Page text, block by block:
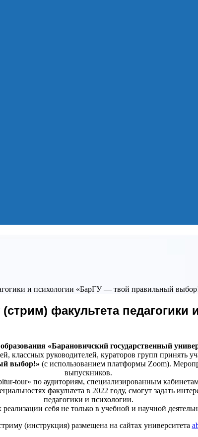
и психологии «БарГУ — твой правильный
факультета
«Барановичский государственный
классных руководителей, кураторов групп принять
выбор!» (с использованием платформы Zoom).
выпускников.
tour» по аудиториям, специализированным
факультета в 2022 году, смогут задать
педагогики и психологии.
себя не только в учебной и научной
(инструкция) размещена на сайтах университета